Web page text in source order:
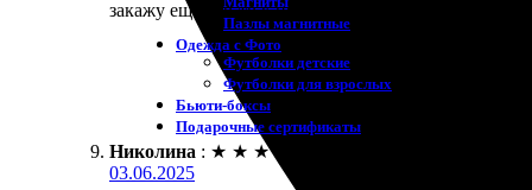
Пазлы магнитные
Одежда с Фото
Футболки детские
Футболки для взрослых
Бьюти-боксы
Подарочные сертификаты
закажу ещё что-то к праздникам!
Николина : ★ ★ ★ ★
03.06.2025